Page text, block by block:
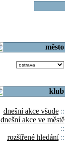
město
klub
dnešní akce všude::
dnešní akce ve městě
::
rozšířené hledání::